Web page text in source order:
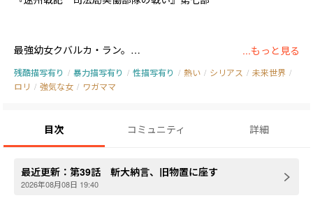
最強幼女クバルカ・ラン。
暴君軍人・西園寺かなめ。
笑顔の策士・アメリア。
強烈な個性を持つ女性達に囲まれながら、神前誠は司法局実働部
...もっと見る
残酷描写有り / 暴力描写有り / 性描写有り / 熱い / シリアス / 未来世界 /
ロリ / 強気な女 / ワガママ
目次 コミュニティ 詳細
最近更新： 第39話 斬大納言、旧物置に座す
2026年08月08日 19:40